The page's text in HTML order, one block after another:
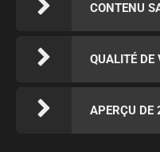
CONTENU
QUALITÉ DE
APERÇU DE